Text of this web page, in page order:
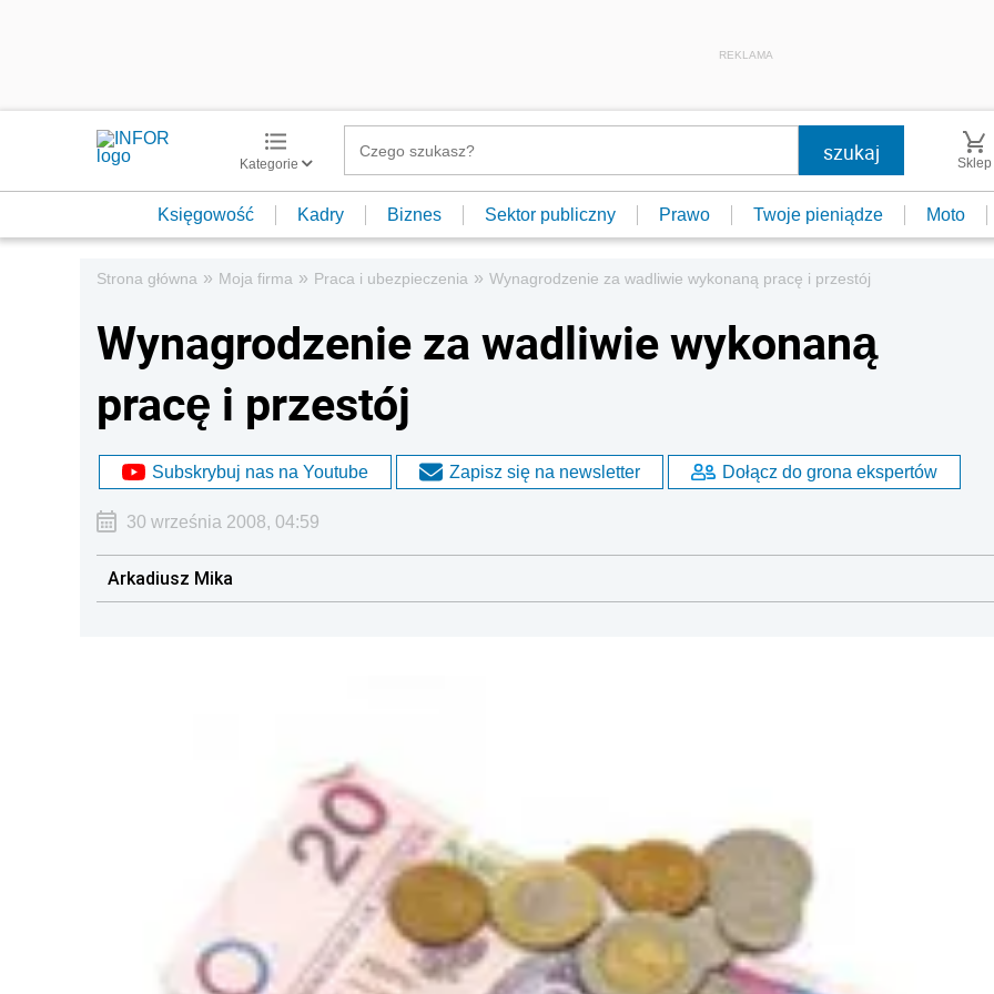
REKLAMA
Kategorie Sklep
Księgowość Kadry Biznes Sektor publiczny Prawo Twoje pieniądze Moto
Strona główna » Moja firma » Praca i ubezpieczenia » Wynagrodzenie za wadliwie wykonaną pracę i przestój
Wynagrodzenie za wadliwie wykonaną
pracę i przestój
Subskrybuj nas na Youtube Zapisz się na newsletter Dołącz do grona ekspertów
30 września 2008, 04:59
Arkadiusz Mika